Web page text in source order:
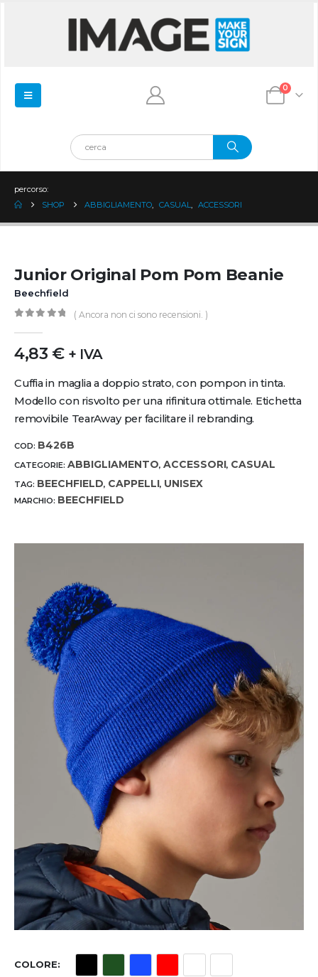
0
percorso:
SHOP
ABBIGLIAMENTO CASUAL ACCESSORI
Junior Original Pom Pom Beanie
Beechfield
( Ancora non ci sono recensioni. )
4,83 € + IVA
Cuffia in maglia a doppio strato, con pompon in tinta.
Modello con risvolto per una rifinitura ottimale. Etichetta
removibile TearAway per facilitare il rebranding.
COD: B426B
CATEGORIE: ABBIGLIAMENTO, ACCESSORI, CASUAL
TAG: BEECHFIELD, CAPPELLI, UNISEX
MARCHIO: BEECHFIELD
COLORE